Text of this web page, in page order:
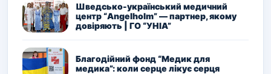
Шведсько-український медичний
центр “Angelholm” — партнер, якому
довіряють | ГО “УНІА”
Благодійний фонд “Медик для
медика”: коли серце лікує серця